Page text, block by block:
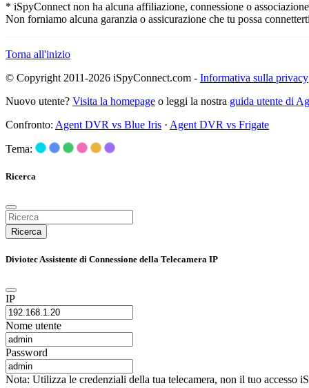
* iSpyConnect non ha alcuna affiliazione, connessione o
Non forniamo alcuna garanzia o assicurazione che tu possa
Torna all'inizio
© Copyright 2011-2026 iSpyConnect.com - Informativa sulla privacy
Nuovo utente? Visita la homepage o leggi la nostra guida utente di
Confronto: Agent DVR vs Blue Iris · Agent DVR vs Frigate
Tema:
Ricerca
Ricerca
Diviotec Assistente di Connessione della Telecamera IP
IP
Nome utente
Password
Nota: Utilizza le credenziali della tua telecamera, non il tuo accesso